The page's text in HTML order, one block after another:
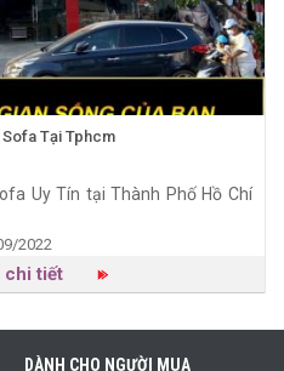
Sofa Tại Tphcm
Uy Tín tại Thành Phố Hồ Chí
2022
chi tiết
DÀNH CHO NGƯỜI MUA